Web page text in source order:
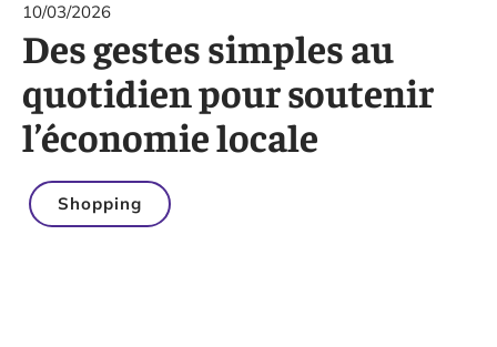
10/03/2026
Des gestes simples au
quotidien pour soutenir
l’économie locale
Shopping